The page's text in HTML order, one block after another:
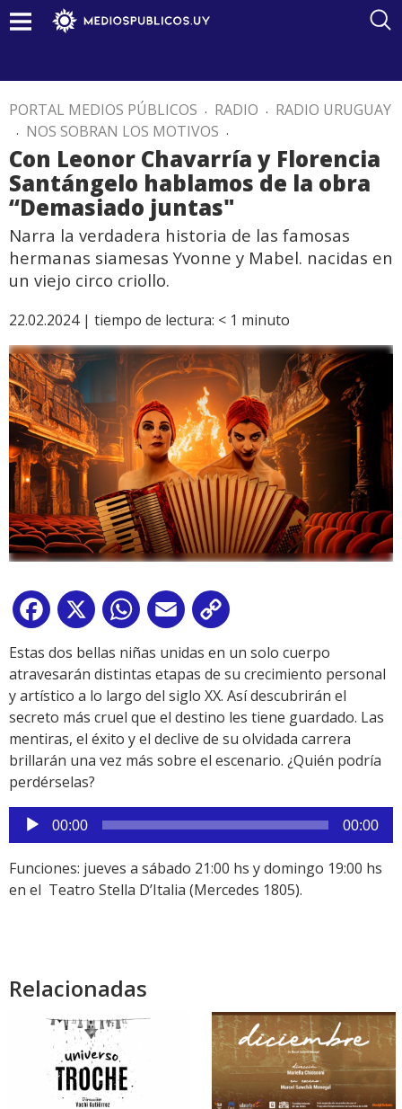
PORTAL MEDIOS PÚBLICOS . RADIO . RADIO URUGUAY
. NOS SOBRAN LOS MOTIVOS .
Con Leonor Chavarría y Florencia
Santángelo hablamos de la obra
“Demasiado juntas"
Narra la verdadera historia de las famosas
hermanas siamesas Yvonne y Mabel. nacidas en
un viejo circo criollo.
22.02.2024 | tiempo de lectura: < 1 minuto
Facebook
X WhatsApp
Email
Link
Estas dos bellas niñas unidas en un solo cuerpo
atravesarán distintas etapas de su crecimiento personal
y artístico a lo largo del siglo XX. Así descubrirán el
secreto más cruel que el destino les tiene guardado. Las
mentiras, el éxito y el declive de su olvidada carrera
brillarán una vez más sobre el escenario. ¿Quién podría
perdérselas?
Reproductor
de
audio
00:00 00:00
Funciones: jueves a sábado 21:00 hs y domingo 19:00 hs
en el Teatro Stella D’Italia (Mercedes 1805).
Relacionadas